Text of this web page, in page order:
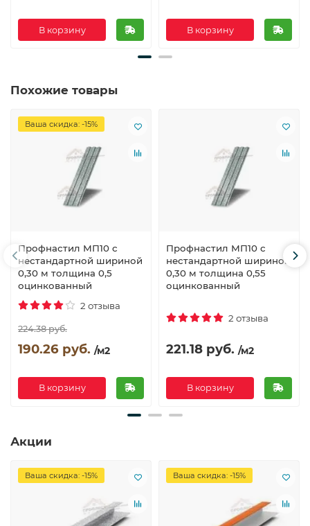
В корзину В корзину
Похожие товары
Ваша скидка: -15%
Профнастил МП10 с
нестандартной шириной
0,30 м толщина 0,5
оцинкованный
2 отзыва
224.38 руб.
190.26 руб. /м2
В корзину
Профнастил МП10 с
нестандартной шириной
0,30 м толщина 0,55
оцинкованный
2 отзыва
221.18 руб. /м2
В корзину
Акции
Ваша скидка: -15% Ваша скидка: -15%